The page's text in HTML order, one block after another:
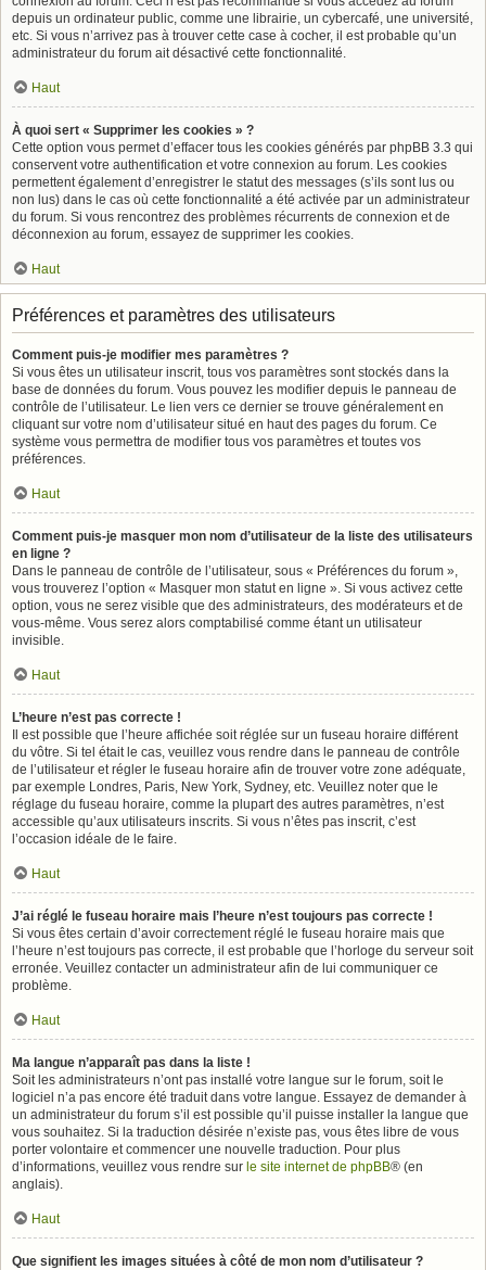
depuis un ordinateur public, comme une librairie, un cybercafé, une université,
etc. Si vous n’arrivez pas à trouver cette case à cocher, il est probable qu’un
administrateur du forum ait désactivé cette fonctionnalité.
Haut
À quoi sert « Supprimer les cookies » ?
Cette option vous permet d’effacer tous les cookies générés par phpBB 3.3 qui
conservent votre authentification et votre connexion au forum. Les cookies
permettent également d’enregistrer le statut des messages (s’ils sont lus ou
non lus) dans le cas où cette fonctionnalité a été activée par un administrateur
du forum. Si vous rencontrez des problèmes récurrents de connexion et de
déconnexion au forum, essayez de supprimer les cookies.
Haut
Préférences et paramètres des utilisateurs
Comment puis-je modifier mes paramètres ?
Si vous êtes un utilisateur inscrit, tous vos paramètres sont stockés dans la
base de données du forum. Vous pouvez les modifier depuis le panneau de
contrôle de l’utilisateur. Le lien vers ce dernier se trouve généralement en
cliquant sur votre nom d’utilisateur situé en haut des pages du forum. Ce
système vous permettra de modifier tous vos paramètres et toutes vos
préférences.
Haut
Comment puis-je masquer mon nom d’utilisateur de la liste des utilisateurs
en ligne ?
Dans le panneau de contrôle de l’utilisateur, sous « Préférences du forum »,
vous trouverez l’option « Masquer mon statut en ligne ». Si vous activez cette
option, vous ne serez visible que des administrateurs, des modérateurs et de
vous-même. Vous serez alors comptabilisé comme étant un utilisateur
invisible.
Haut
L’heure n’est pas correcte !
Il est possible que l’heure affichée soit réglée sur un fuseau horaire différent
du vôtre. Si tel était le cas, veuillez vous rendre dans le panneau de contrôle
de l’utilisateur et régler le fuseau horaire afin de trouver votre zone adéquate,
par exemple Londres, Paris, New York, Sydney, etc. Veuillez noter que le
réglage du fuseau horaire, comme la plupart des autres paramètres, n’est
accessible qu’aux utilisateurs inscrits. Si vous n’êtes pas inscrit, c’est
l’occasion idéale de le faire.
Haut
J’ai réglé le fuseau horaire mais l’heure n’est toujours pas correcte !
Si vous êtes certain d’avoir correctement réglé le fuseau horaire mais que
l’heure n’est toujours pas correcte, il est probable que l’horloge du serveur soit
erronée. Veuillez contacter un administrateur afin de lui communiquer ce
problème.
Haut
Ma langue n’apparaît pas dans la liste !
Soit les administrateurs n’ont pas installé votre langue sur le forum, soit le
logiciel n’a pas encore été traduit dans votre langue. Essayez de demander à
un administrateur du forum s’il est possible qu’il puisse installer la langue que
vous souhaitez. Si la traduction désirée n’existe pas, vous êtes libre de vous
porter volontaire et commencer une nouvelle traduction. Pour plus
d’informations, veuillez vous rendre sur le site internet de phpBB® (en
anglais).
Haut
Que signifient les images situées à côté de mon nom d’utilisateur ?